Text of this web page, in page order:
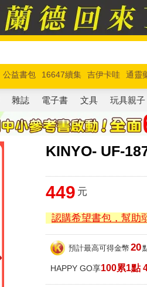
公益書包 16647續集 吉伊卡哇
通靈
馬斯克 玩具總動員5 超慢跑
雜誌 電子書 文具 玩具親子
KINYO- UF-
449 元
認購希望書包，幫助
預計最高可得金幣 20
HAPPY GO享100累1點